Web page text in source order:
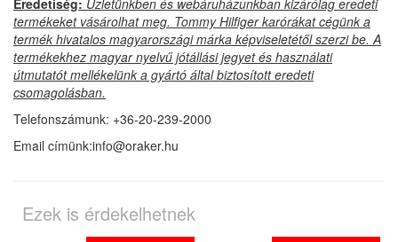
Eredetiség: Üzletünkben és webáruházunkban kizárólag eredeti
termékeket vásárolhat meg. Tommy Hilfiger karórákat cégünk a
termék hivatalos magyarországi márka képviseletétől szerzi be. A
termékekhez magyar nyelvű jótállási jegyet és használati
útmutatót mellékelünk a gyártó által biztosított eredeti
csomagolásban.
Telefonszámunk: +36-20-239-2000
Email címünk:info@oraker.hu
Ezek is érdekelhetnek